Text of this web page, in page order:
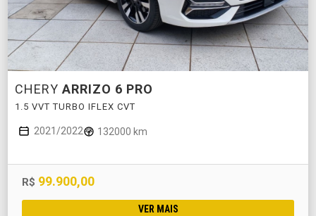
CHERY ARRIZO 6 PRO
1.5 VVT TURBO IFLEX CVT
2021/2022 132000 km
R$ 99.900,00
VER MAIS